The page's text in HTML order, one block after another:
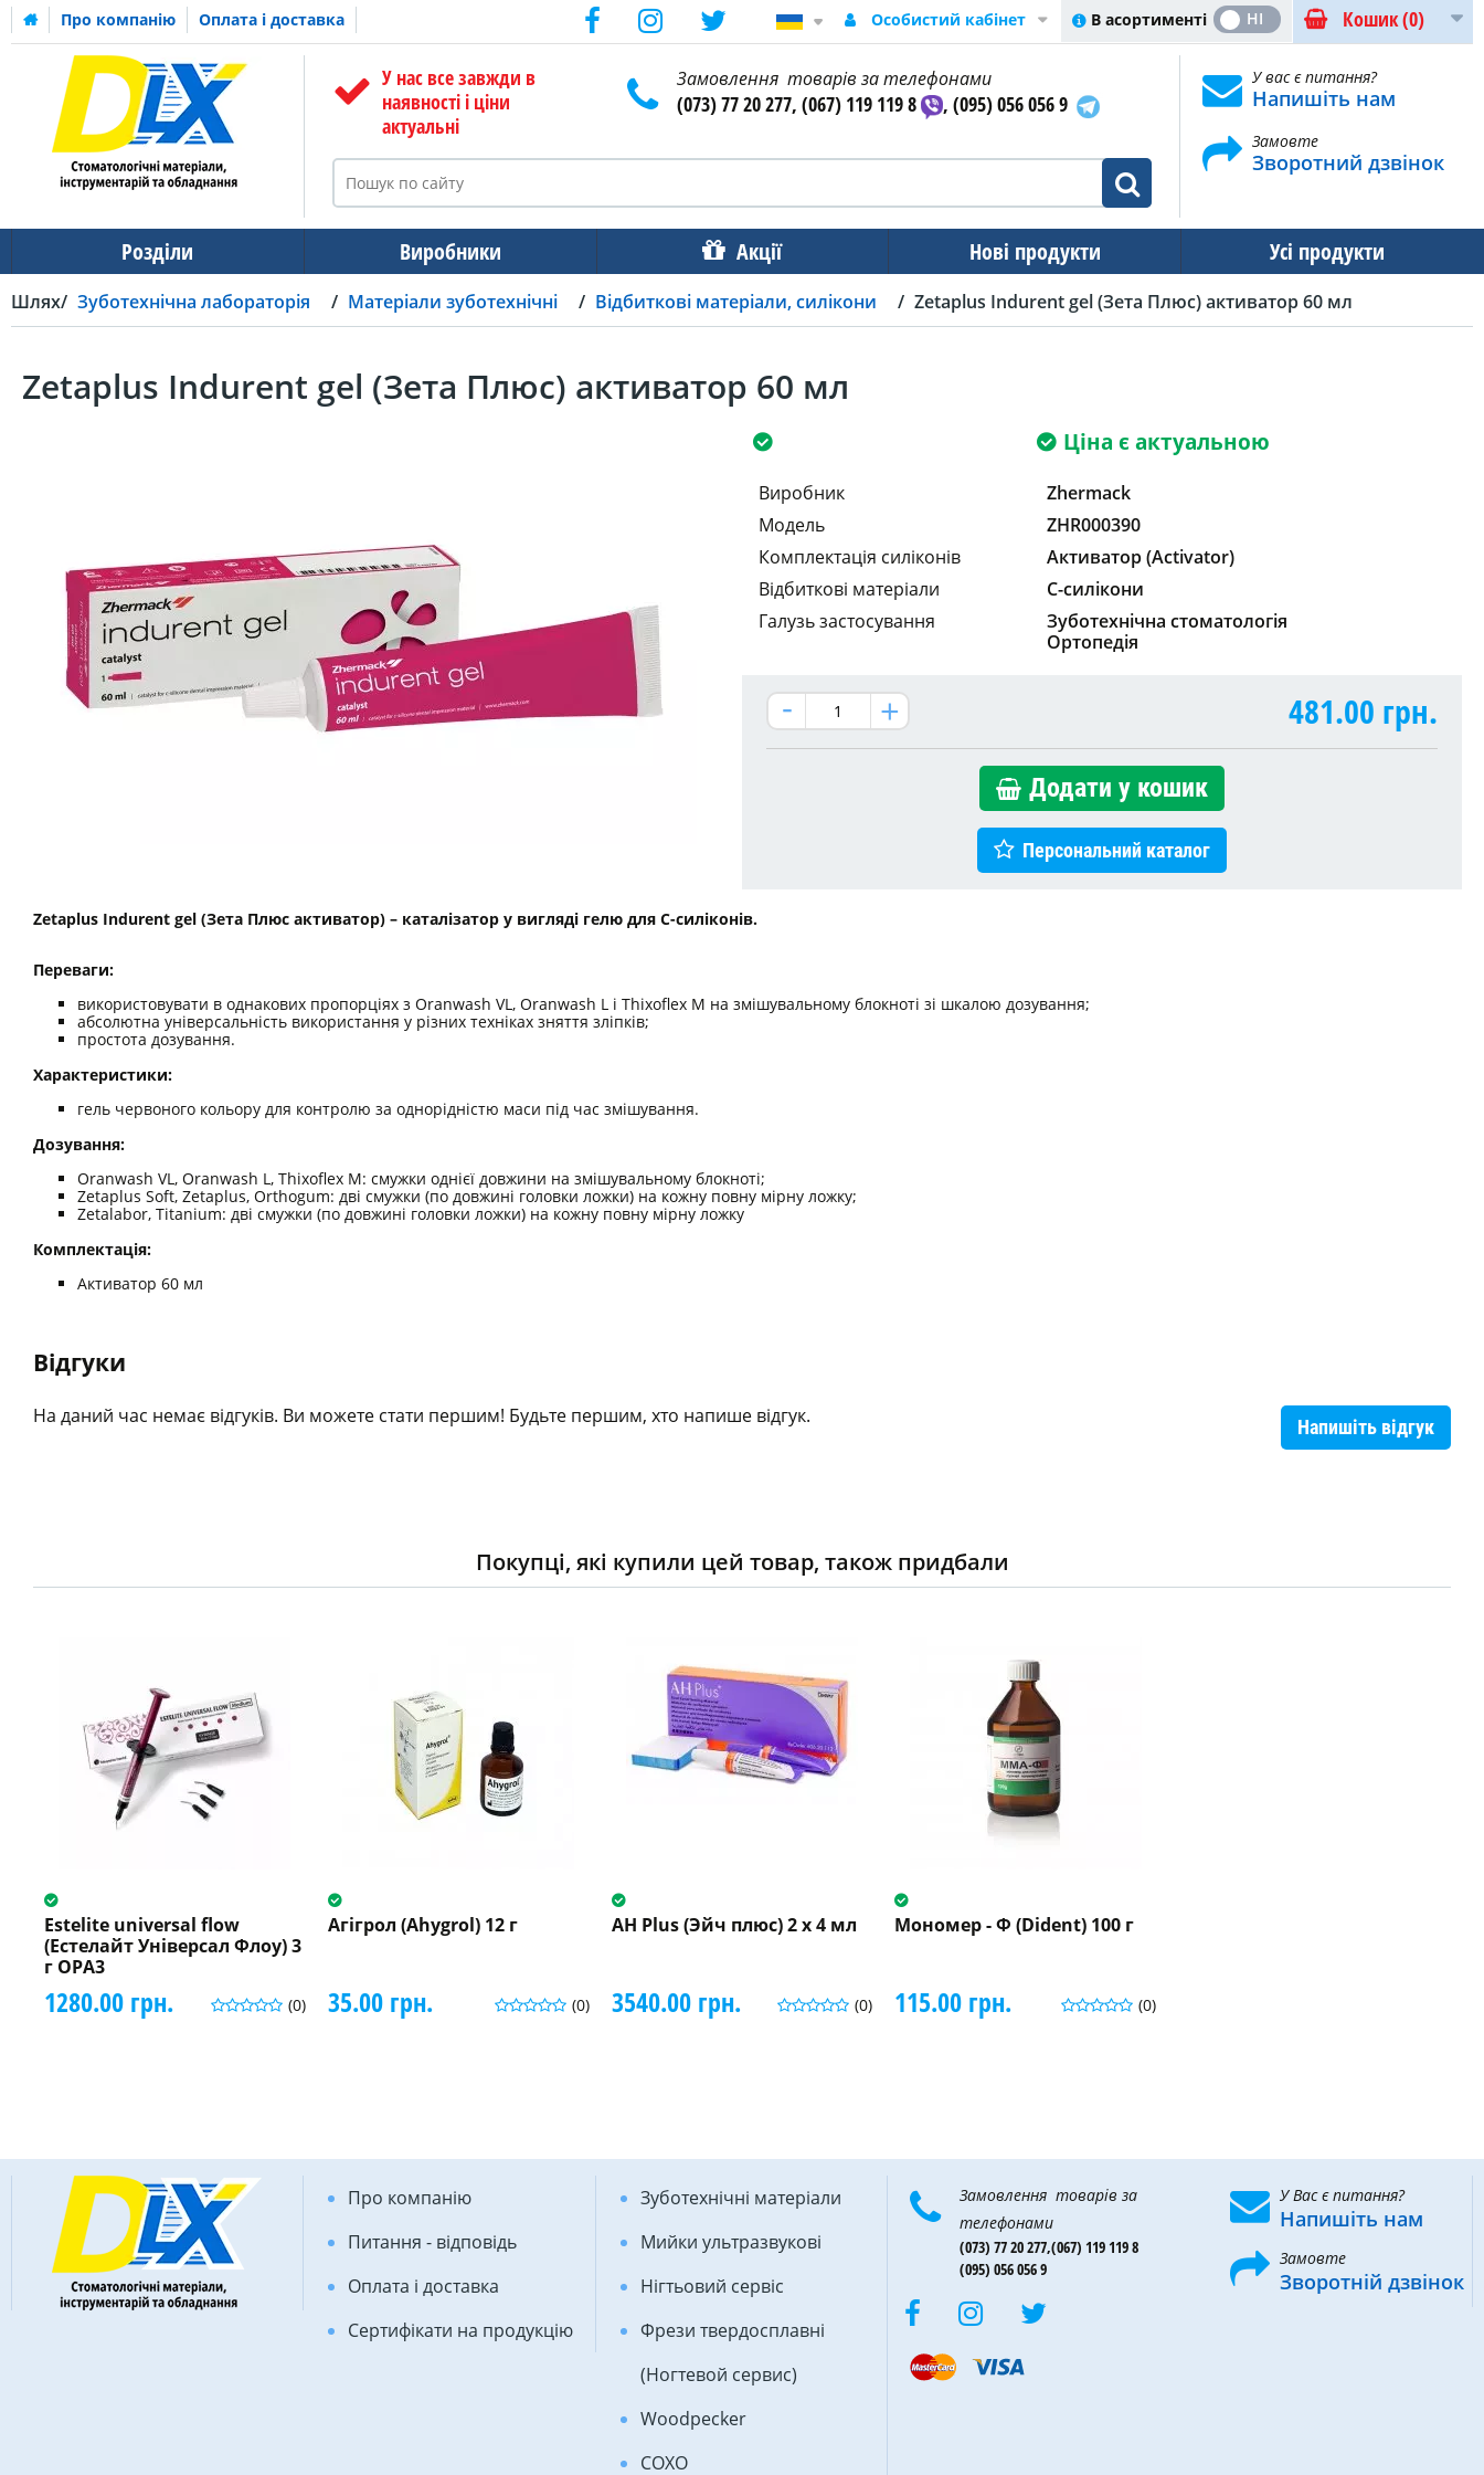
Про компанію Оплата і доставка Кошик(0)
В асортименті
ТАК НІ
Особистий кабінет
У нас все завжди в
наявності і ціни
актуальні
Замовлення товарів за телефонами
(073) 77 20 277, (067) 119 119 8 , (095) 056 056 9
У вас є питання?
Напишіть нам
Замовте
Зворотний дзвінок
Розділи Виробники Акції Нові продукти Усі продукти
Шлях Зуботехнічна лабораторія Матеріали зуботехнічні Відбиткові матеріали, cилікони Zetaplus Indurent gel (Зета Плюс) активатор 60 мл
Zetaplus Indurent gel (Зета Плюс) активатор 60 мл
Ціна є актуальною
Виробник
Zhermack
Модель
ZHR000390
Комплектація силіконів
Активатор (Activator)
Відбиткові матеріали
С-силікони
Галузь застосування
Зуботехнічна стоматологія
Ортопедія
481.00 грн.
Додати у кошик
Персональний каталог
Zetaplus Indurent gel (Зета Плюс активатор) – каталізатор у вигляді гелю для С-силіконів.
Переваги:
використовувати в однакових пропорціях з Oranwash VL, Oranwash L і Thixoflex M на змішувальному блокноті зі шкалою дозування;
абсолютна універсальність використання у різних техніках зняття зліпків;
простота дозування.
Характеристики:
гель червоного кольору для контролю за однорідністю маси під час змішування.
Дозування:
Oranwash VL, Oranwash L, Thixoflex M: смужки однієї довжини на змішувальному блокноті;
Zetaplus Soft, Zetaplus, Orthogum: дві смужки (по довжині головки ложки) на кожну повну мірну ложку;
Zetalabor, Titanium: дві смужки (по довжині головки ложки) на кожну повну мірну ложку
Комплектація:
Активатор 60 мл
Відгуки
Напишіть відгук
На даний час немає відгуків. Ви можете стати першим! Будьте першим, хто напише відгук.
Покупці, які купили цей товар, також придбали
Estelite universal flow
(Естелайт Універсал Флоу) 3
г OPA3
(0)
1280.00 грн.
Агігрол (Ahygrol) 12 г
(0)
35.00 грн.
AH Plus (Эйч плюс) 2 x 4 мл
(0)
3540.00 грн.
Мономер - Ф (Dident) 100 г
(0)
115.00 грн.
Про компанію
Питання - відповідь
Оплата і доставка
Сертифікати на продукцію
Зуботехнічні матеріали
Мийки ультразвукові
Нігтьовий сервіс
Фрези твердосплавні
(Ногтевой сервис)
Woodpecker
COXO
Замовлення товарів за
телефонами
(073) 77 20 277,(067) 119 119 8
(095) 056 056 9
У Вас є питання?
Напишіть нам
Замовте
Зворотній дзвінок